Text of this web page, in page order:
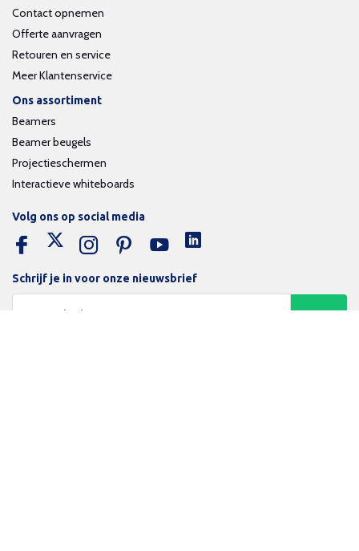
Contact opnemen
Offerte aanvragen
Retouren en service
Meer Klantenservice
Ons assortiment
Beamers
Beamer beugels
Projectieschermen
Interactieve whiteboards
Schrijf je in voor onze nieuwsbrief
Volg ons op social media